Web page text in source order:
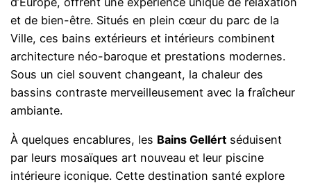
et de bien-être. Situés en plein cœur du parc de la
Ville, ces bains extérieurs et intérieurs combinent
architecture néo-baroque et prestations modernes.
Sous un ciel souvent changeant, la chaleur des
bassins contraste merveilleusement avec la fraîcheur
ambiante.
À quelques encablures, les Bains Gellért séduisent
par leurs mosaïques art nouveau et leur piscine
intérieure iconique. Cette destination santé explore